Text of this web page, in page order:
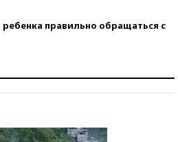
ребенка правильно обращаться с